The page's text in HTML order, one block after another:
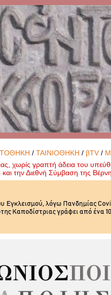
/ΤΑΙΝΙΟΘΗΚΗ / βTV /
χωρίς γραπτή άδεια του
την Διεθνή Σύμβαση της